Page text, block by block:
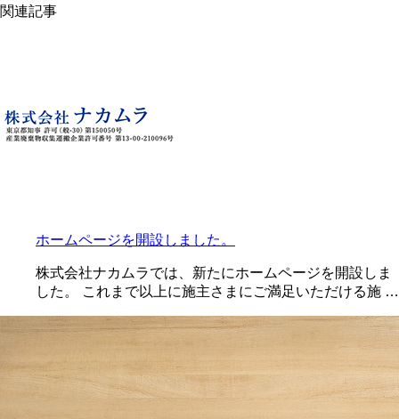
関連記事
ホームページを開設しました。
株式会社ナカムラでは、新たにホームページを開設しま
した。 これまで以上に施主さまにご満足いただける施 …